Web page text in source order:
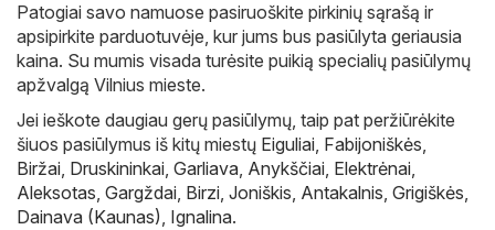
Patogiai savo namuose pasiruoškite pirkinių sąrašą ir
apsipirkite parduotuvėje, kur jums bus pasiūlyta geriausia
kaina. Su mumis visada turėsite puikią specialių pasiūlymų
apžvalgą Vilnius mieste.
Jei ieškote daugiau gerų pasiūlymų, taip pat peržiūrėkite
šiuos pasiūlymus iš kitų miestų Eiguliai, Fabijoniškės,
Biržai, Druskininkai, Garliava, Anykščiai, Elektrėnai,
Aleksotas, Gargždai, Birzi, Joniškis, Antakalnis, Grigiškės,
Dainava (Kaunas), Ignalina.